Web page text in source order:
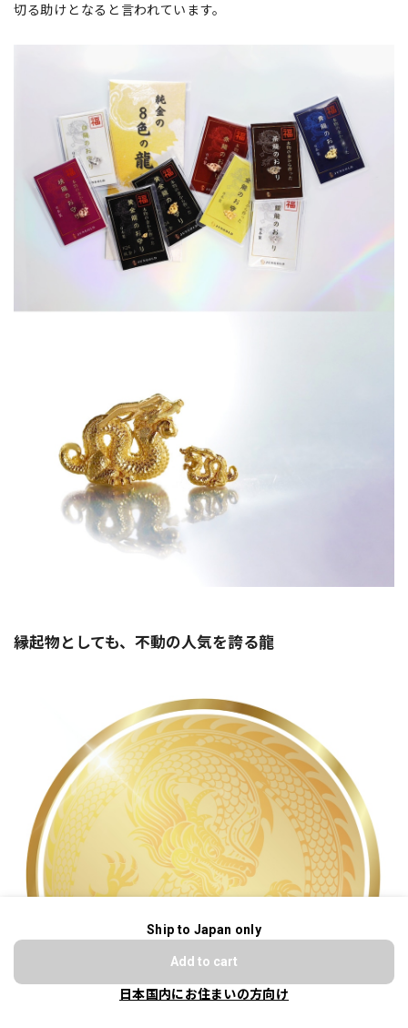
切る助けとなると言われています。
縁起物としても、不動の人気を誇る龍
Ship to Japan only
Add to cart
日本国内にお住まいの方向け
ショップに質問する